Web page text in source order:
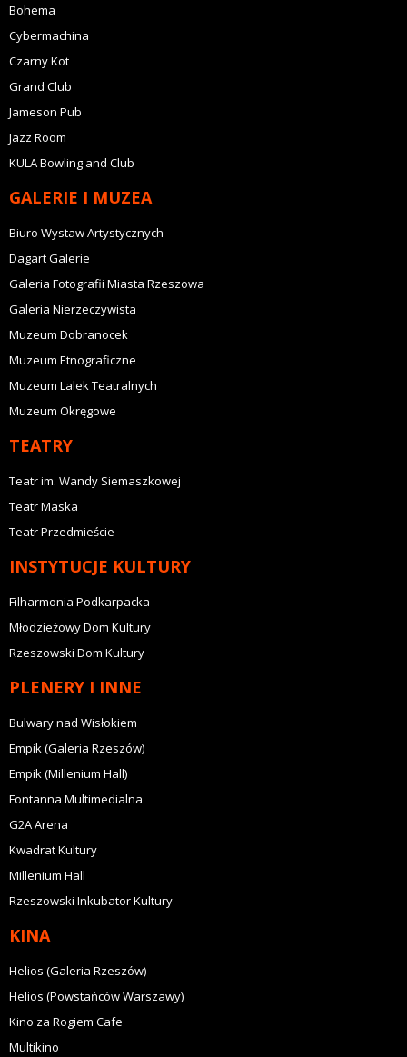
Bohema
Cybermachina
Czarny Kot
Grand Club
Jameson Pub
Jazz Room
KULA Bowling and Club
GALERIE I MUZEA
Biuro Wystaw Artystycznych
Dagart Galerie
Galeria Fotografii Miasta Rzeszowa
Galeria Nierzeczywista
Muzeum Dobranocek
Muzeum Etnograficzne
Muzeum Lalek Teatralnych
Muzeum Okręgowe
TEATRY
Teatr im. Wandy Siemaszkowej
Teatr Maska
Teatr Przedmieście
INSTYTUCJE KULTURY
Filharmonia Podkarpacka
Młodzieżowy Dom Kultury
Rzeszowski Dom Kultury
PLENERY I INNE
Bulwary nad Wisłokiem
Empik (Galeria Rzeszów)
Empik (Millenium Hall)
Fontanna Multimedialna
G2A Arena
Kwadrat Kultury
Millenium Hall
Rzeszowski Inkubator Kultury
KINA
Helios (Galeria Rzeszów)
Helios (Powstańców Warszawy)
Kino za Rogiem Cafe
Multikino